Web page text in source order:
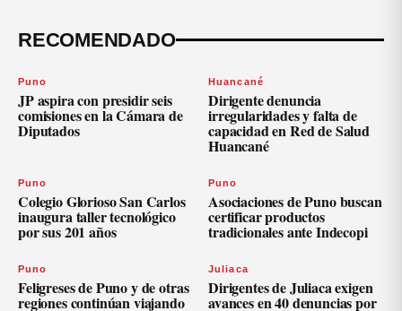
RECOMENDADO
Puno
JP aspira con presidir seis
comisiones en la Cámara de
Diputados
Huancané
Dirigente denuncia
irregularidades y falta de
capacidad en Red de Salud
Huancané
Puno
Colegio Glorioso San Carlos
inaugura taller tecnológico
por sus 201 años
Puno
Asociaciones de Puno buscan
certificar productos
tradicionales ante Indecopi
Puno
Feligreses de Puno y de otras
regiones continúan viajando
Juliaca
Dirigentes de Juliaca exigen
avances en 40 denuncias por